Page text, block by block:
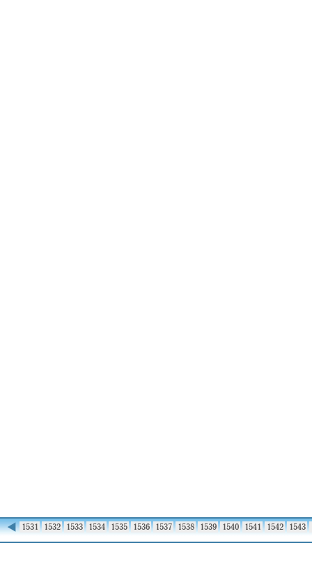
◀ 1531 1532 1533 1534 1535 1536 1537 1538 1539 1540 1541 1542 1543